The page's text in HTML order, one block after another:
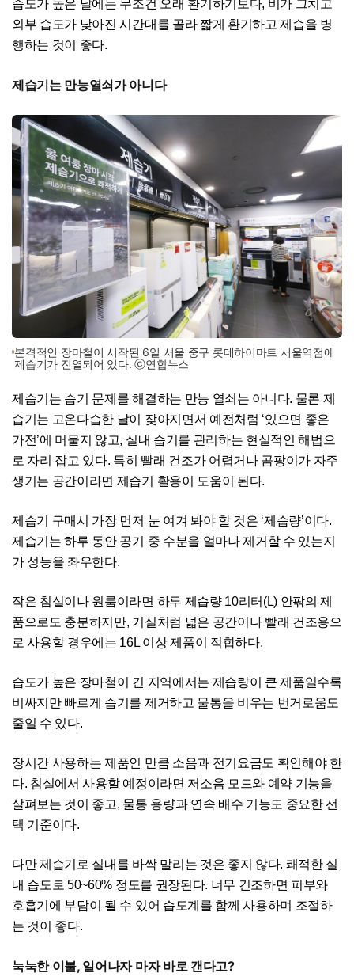
습도가 높은 날에는 무조건 오래 환기하기보다, 비가 그치고
외부 습도가 낮아진 시간대를 골라 짧게 환기하고 제습을 병
행하는 것이 좋다.
제습기는 만능열쇠가 아니다
본격적인 장마철이 시작된 6일 서울 중구 롯데하이마트 서울역점에
제습기가 진열되어 있다. ⓒ연합뉴스
제습기는 습기 문제를 해결하는 만능 열쇠는 아니다. 물론 제
습기는 고온다습한 날이 잦아지면서 예전처럼 ‘있으면 좋은
가전’에 머물지 않고, 실내 습기를 관리하는 현실적인 해법으
로 자리 잡고 있다. 특히 빨래 건조가 어렵거나 곰팡이가 자주
생기는 공간이라면 제습기 활용이 도움이 된다.
제습기 구매시 가장 먼저 눈 여겨 봐야 할 것은 ‘제습량’이다.
제습기는 하루 동안 공기 중 수분을 얼마나 제거할 수 있는지
가 성능을 좌우한다.
작은 침실이나 원룸이라면 하루 제습량 10리터(L) 안팎의 제
품으로도 충분하지만, 거실처럼 넓은 공간이나 빨래 건조용으
로 사용할 경우에는 16L 이상 제품이 적합하다.
습도가 높은 장마철이 긴 지역에서는 제습량이 큰 제품일수록
비싸지만 빠르게 습기를 제거하고 물통을 비우는 번거로움도
줄일 수 있다.
장시간 사용하는 제품인 만큼 소음과 전기요금도 확인해야 한
다. 침실에서 사용할 예정이라면 저소음 모드와 예약 기능을
살펴보는 것이 좋고, 물통 용량과 연속 배수 기능도 중요한 선
택 기준이다.
다만 제습기로 실내를 바싹 말리는 것은 좋지 않다. 쾌적한 실
내 습도로 50~60% 정도를 권장된다. 너무 건조하면 피부와
호흡기에 부담이 될 수 있어 습도계를 함께 사용하며 조절하
는 것이 좋다.
눅눅한 이불, 일어나자 마자 바로 갠다고?